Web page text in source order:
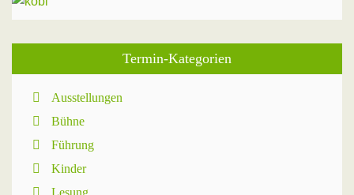
Termin-Kategorien
Ausstellungen
Bühne
Führung
Kinder
Lesung